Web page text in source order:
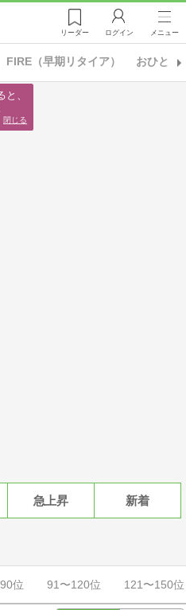
リーダー ログイン メニュー
FIRE（早期リタイア） おひとり
急上昇 新着
位 91〜120位 121〜150位
、
閉じる